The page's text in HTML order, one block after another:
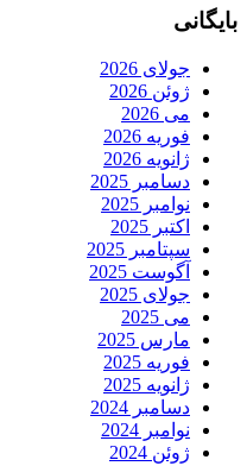
بایگانی
جولای 2026
ژوئن 2026
می 2026
فوریه 2026
ژانویه 2026
دسامبر 2025
نوامبر 2025
اکتبر 2025
سپتامبر 2025
آگوست 2025
جولای 2025
می 2025
مارس 2025
فوریه 2025
ژانویه 2025
دسامبر 2024
نوامبر 2024
ژوئن 2024